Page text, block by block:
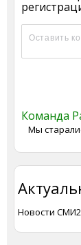
Команда
Мы
Новости СМИ2